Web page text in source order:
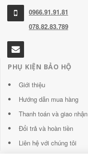
0966.91.91.81
078.82.83.789
PHỤ KIỆN BẢO HỘ
Giới thiệu
Hướng dẫn mua hàng
Thanh toán và giao nhận
Đổi trả và hoàn tiền
Liên hệ với chúng tôi